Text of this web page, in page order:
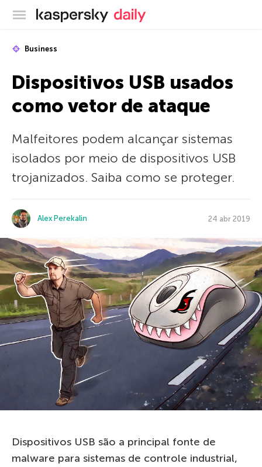
Blog oficial da Kaspersky
Business
Dispositivos USB usados
como vetor de ataque
Malfeitores podem alcançar sistemas
isolados por meio de dispositivos USB
trojanizados. Saiba como se proteger.
Alex Perekalin 24 abr 2019
Dispositivos USB são a principal fonte de
malware para sistemas de controle industrial,